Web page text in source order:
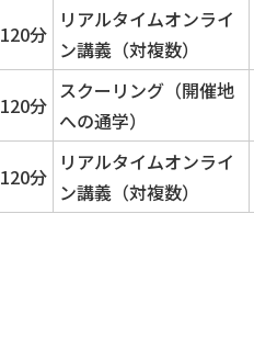
120分
リアルタイムオンライ
ン講義（対複数）
120分
スクーリング（開催地
への通学）
120分
リアルタイムオンライ
ン講義（対複数）